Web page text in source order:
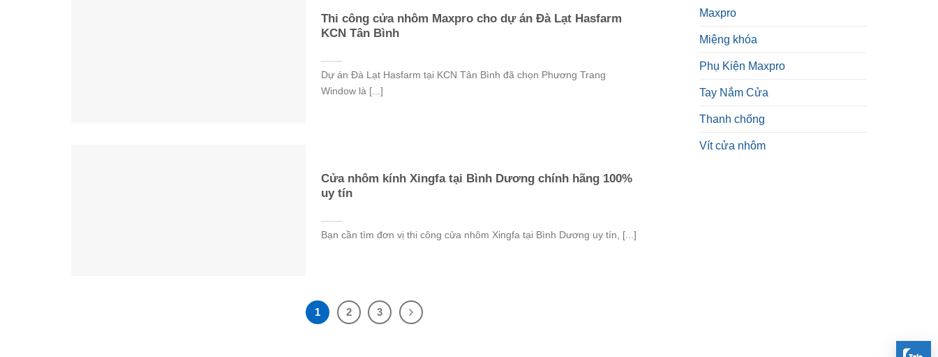
Thi công cửa nhôm Maxpro cho dự án Đà Lạt Hasfarm
KCN Tân Bình
Dự án Đà Lạt Hasfarm tại KCN Tân Bình đã chọn Phương Trang
Window là [...]
Cửa nhôm kính Xingfa tại Bình Dương chính hãng 100%
uy tín
Bạn cần tìm đơn vị thi công cửa nhôm Xingfa tại Bình Dương uy tín, [...]
1 2 3
Maxpro
Miệng khóa
Phụ Kiện Maxpro
Tay Nắm Cửa
Thanh chống
Vít cửa nhôm